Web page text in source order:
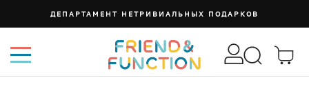
ДЕПАРТАМЕНТ НЕТРИВИАЛЬНЫХ ПОДАРКОВ